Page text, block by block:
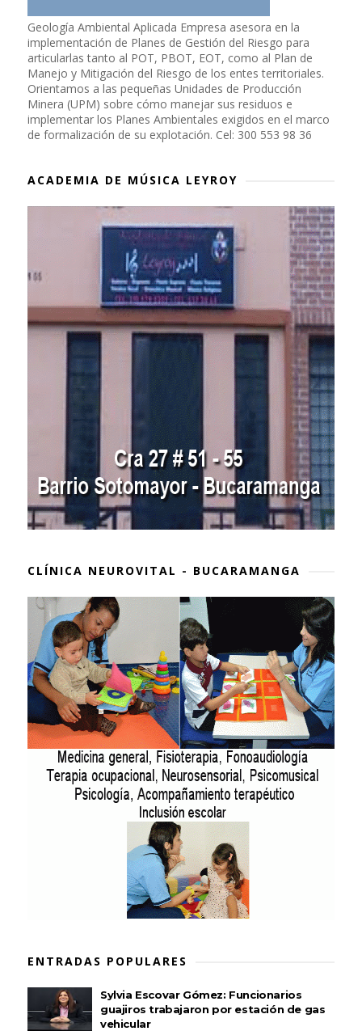
Geología Ambiental Aplicada Empresa asesora en la
implementación de Planes de Gestión del Riesgo para
articularlas tanto al POT, PBOT, EOT, como al Plan de
Manejo y Mitigación del Riesgo de los entes territoriales.
Orientamos a las pequeñas Unidades de Producción
Minera (UPM) sobre cómo manejar sus residuos e
implementar los Planes Ambientales exigidos en el marco
de formalización de su explotación. Cel: 300 553 98 36
ACADEMIA DE MÚSICA LEYROY
CLÍNICA NEUROVITAL - BUCARAMANGA
ENTRADAS POPULARES
Sylvia Escovar Gómez: Funcionarios
guajiros trabajaron por estación de gas
vehicular